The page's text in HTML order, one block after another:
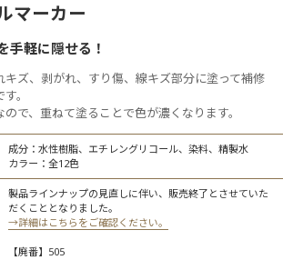
マーカー
手軽に隠せる！
キズ、剥がれ、すり傷、線キズ部分に塗って補修
。
で、重ねて塗ることで色が濃くなります。
成分：水性樹脂、エチレングリコール、染料、精製水
カラー：全12色
製品ラインナップの見直しに伴い、販売終了とさせていた
だくこととなりました。
→詳細はこちらをご確認ください。
【廃番】505